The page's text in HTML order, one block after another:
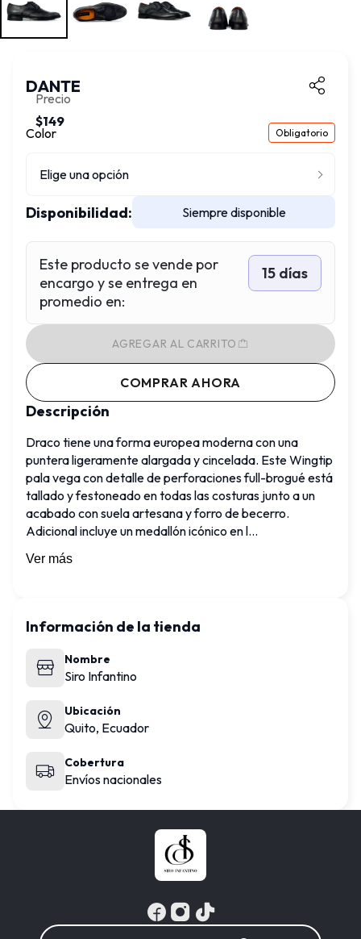
DANTE
Precio
$149
Color Obligatorio
Elige una opción
Disponibilidad: Siempre disponible
Este producto se vende por
encargo y se entrega en
promedio en:
15 días
AGREGAR AL CARRITO
COMPRAR AHORA
Descripción
Draco tiene una forma europea moderna con una
puntera ligeramente alargada y cincelada. Este Wingtip
pala vega con detalle de perforaciones full-brogué está
tallado y festoneado en todas las costuras junto a un
acabado con suela artesana y forro de becerro.
Adicional incluye un medallón icónico en l...
Ver más
Información de la tienda
Nombre
Siro Infantino
Ubicación
Quito, Ecuador
Cobertura
Envíos nacionales